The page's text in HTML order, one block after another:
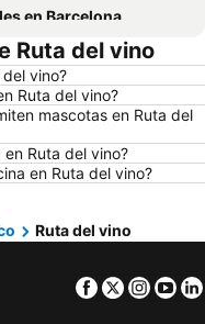
en Barcelona
en París
en Ciudad de México
en Orlando
en Río de Janeiro
en República Dominicana
en Colombia
en EE. UU.
Ruta del vino
del vino?
Ruta del vino?
mascotas en Ruta del
en Ruta del vino?
en Ruta del vino?
Ruta del vino
Facebook
Twitter